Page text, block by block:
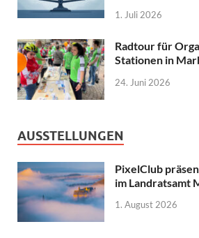
1. Juli 2026
Radtour für
Stationen in
24. Juni 2026
AUSSTELLUNGEN
PixelClub
im Landratsamt
1. August 2026